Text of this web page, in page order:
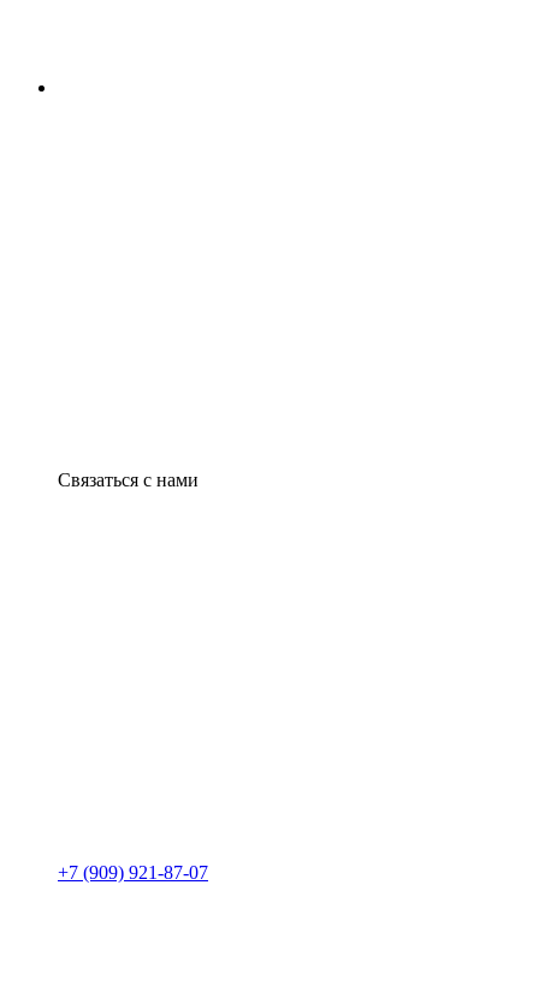
Связаться с нами
+7 (909) 921-87-07